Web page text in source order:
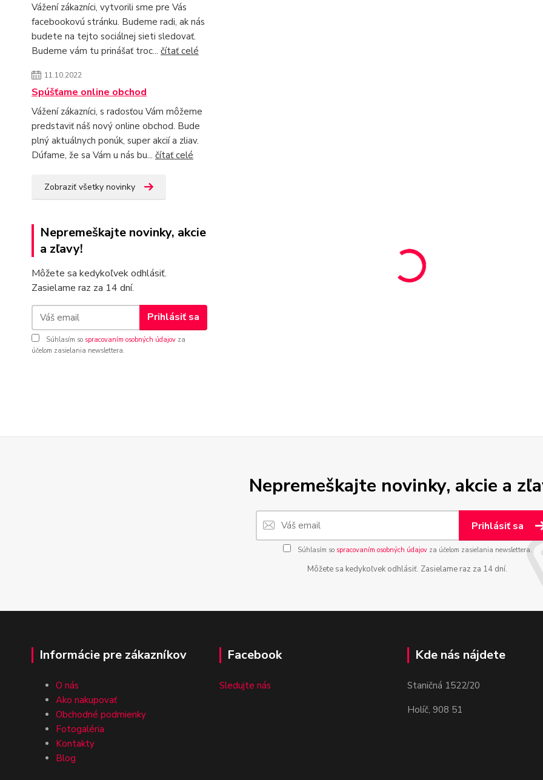
Vážení zákazníci, vytvorili sme pre Vás
facebookovú stránku. Budeme radi, ak nás
budete na tejto sociálnej sieti sledovať.
Budeme vám tu prinášať troc... čítať celé
11.10.2022
Spúšťame online obchod
Vážení zákazníci, s radosťou Vám môžeme
predstaviť náš nový online obchod. Bude
plný aktuálnych ponúk, super akcií a zliav.
Dúfame, že sa Vám u nás bu... čítať celé
Zobraziť všetky novinky
Nepremeškajte novinky, akcie
a zľavy!
Môžete sa kedykoľvek odhlásiť.
Zasielame raz za 14 dní.
Prihlásiť sa
Súhlasím so spracovaním osobných údajov za
účelom zasielania newslettera.
Nepremeškajte novinky, akcie a
Prihlásiť sa
Súhlasím so spracovaním osobných údajovza účelom zasielania newslettera.
Môžete sa kedykoľvek odhlásiť. Zasielame raz za 14 dní.
Informácie pre zákazníkov
O nás
Ako nakupovať
Obchodné podmienky
Fotogaléria
Kontakty
Blog
Facebook
Sledujte nás
Kde nás nájdete
Staničná 1522/20
Holíč, 908 51